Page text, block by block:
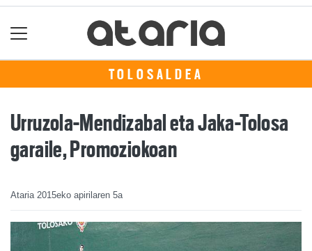
TOLOSALDEA
Urruzola-Mendizabal eta Jaka-Tolosa
garaile, Promoziokoan
Ataria 2015eko apirilaren 5a